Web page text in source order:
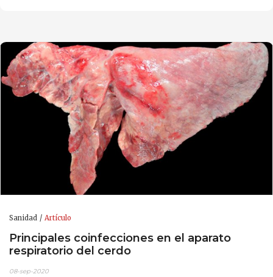
Sanidad Artículo
Principales coinfecciones en el aparato
respiratorio del cerdo
08-sep-2020